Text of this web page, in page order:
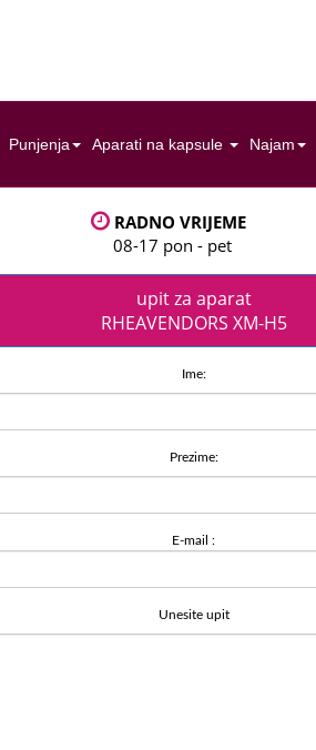
Punjenja Aparati na kapsule Najam
RADNO VRIJEME
08-17 pon - pet
upit za aparat
RHEAVENDORS XM-H5
Ime:
Prezime:
E-mail :
Unesite upit